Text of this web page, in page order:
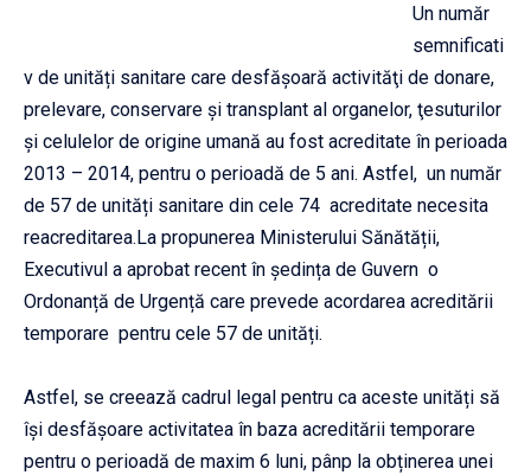
Un număr
semnificati
v de unități sanitare care desfășoară activităţi de donare,
prelevare, conservare şi transplant al organelor, ţesuturilor
şi celulelor de origine umană au fost acreditate în perioada
2013 – 2014, pentru o perioadă de 5 ani. Astfel, un număr
de 57 de unități sanitare din cele 74 acreditate necesita
reacreditarea.La propunerea Ministerului Sănătății,
Executivul a aprobat recent în ședința de Guvern o
Ordonanță de Urgență care prevede acordarea acreditării
temporare pentru cele 57 de unități.
Astfel, se creează cadrul legal pentru ca aceste unități să
își desfășoare activitatea în baza acreditării temporare
pentru o perioadă de maxim 6 luni, pânp la obținerea unei